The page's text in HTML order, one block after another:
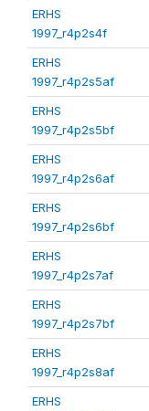
ERHS
1997_r4p2s4f
ERHS
1997_r4p2s5af
ERHS
1997_r4p2s5bf
ERHS
1997_r4p2s6af
ERHS
1997_r4p2s6bf
ERHS
1997_r4p2s7af
ERHS
1997_r4p2s7bf
ERHS
1997_r4p2s8af
ERHS